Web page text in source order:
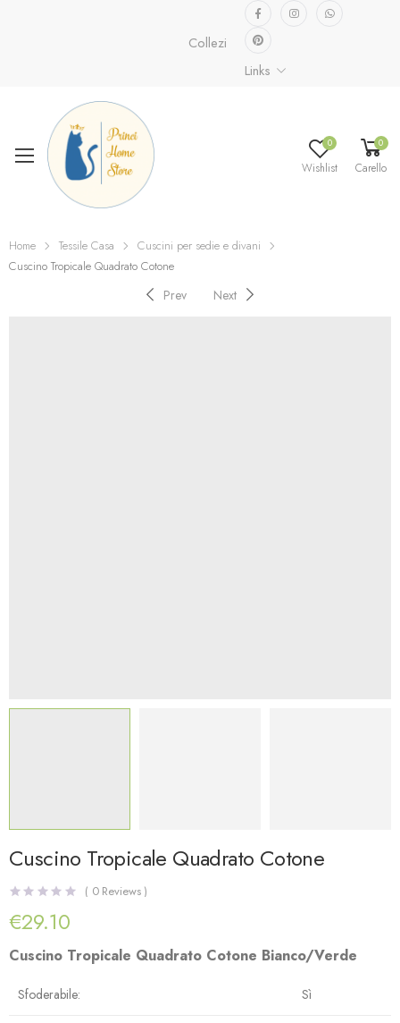
Collezione speciale già disponibile.
Links
0
Wishlist
0
Carello
Home Tessile Casa
Cuscini per sedie e divani
Cuscino Tropicale Quadrato Cotone
Prev Next
Cuscino Tropicale Quadrato Cotone
( 0Reviews )
€29.10
Cuscino Tropicale Quadrato Cotone Bianco/Verde
Sfoderabile: Sì